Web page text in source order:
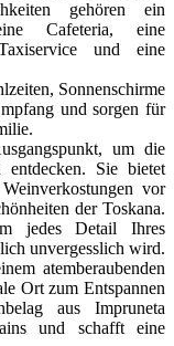
gehören ein
Cafeteria, eine
und eine
Sonnenschirme
und sorgen für
um die
Sie bietet
vor
der Toskana.
jedes Detail Ihres
unvergesslich wird.
atemberaubenden
Ort zum Entspannen
aus Impruneta
und schafft eine